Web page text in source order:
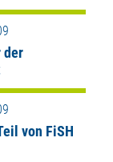
der
von FiSH